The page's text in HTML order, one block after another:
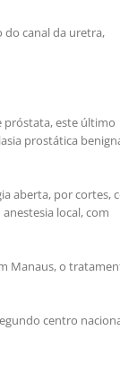
do canal da uretra,
próstata, este último
prostática
aberta, por cortes,
local, com
Manaus, o
centro